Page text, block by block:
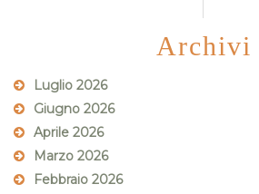
Archivi
Luglio 2026
Giugno 2026
Aprile 2026
Marzo 2026
Febbraio 2026